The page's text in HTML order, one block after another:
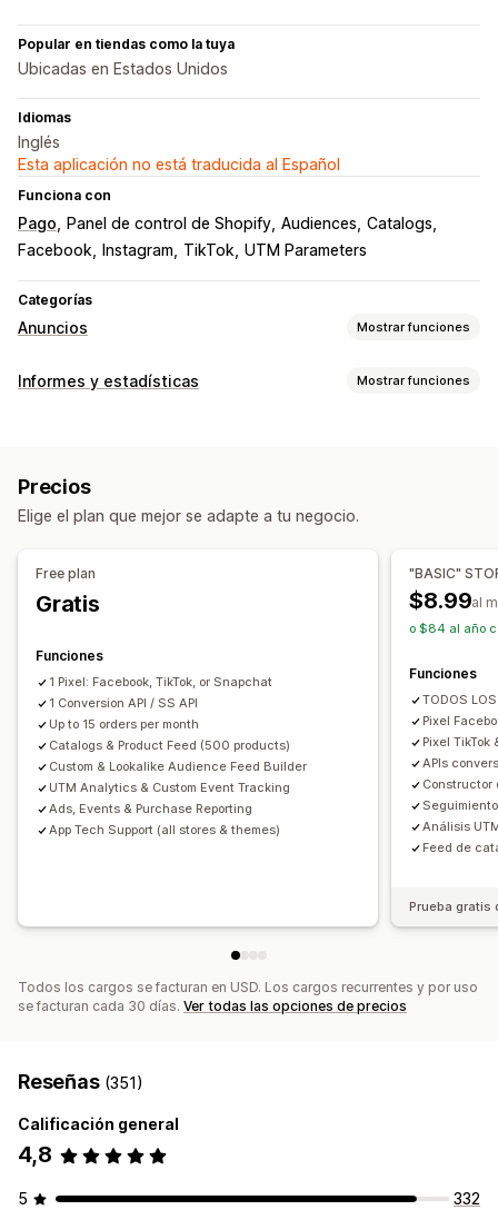
Popular en tiendas como la tuya
Ubicadas en Estados Unidos
Idiomas
Inglés
Esta aplicación no está traducida al Español
Funciona con
Pago Panel de control de Shopify Audiences Catalogs
Facebook
Instagram TikTok UTM Parameters
Categorías
Anuncios Mostrar funciones
Segmentación
Según la sucursal
Categoría de producto
Basado en el tiempo
Gestión de campañas
Redes sociales
Informes y estadísticas de rendimiento
Prueba A/B
Seguimiento del rendimiento
Gasto en anuncios
Métricas de interacción
Análisis ROI
Tasas de clics Seguimiento de conversión
Costo por adquisición
Paneles de control
Análisis demográfico
Recuentos de impresiones
Atribución UTM
Fuente de tráfico
Informes y estadísticas Mostrar funciones
Seguimiento de eventos
Visitas de páginas Valor vitalicio (LTV)
Informes y estadísticas de pago
ROAS
Seguimiento de compra Análisis de embudo
Seguimiento de UTM Carrito abandonado
Seguimiento con píxel
Imágenes e informes
Panel de control de informes y estadísticas
Informes personalizados
Exportación de datos
Precios
Elige el plan que mejor se adapte a tu negocio.
Free plan
Gratis
Funciones
1 Pixel: Facebook, TikTok, or Snapchat
1 Conversion API / SS API
Up to 15 orders per month
Catalogs & Product Feed (500 products)
Custom & Lookalike Audience Feed Builder
UTM Analytics & Custom Event Tracking
Ads, Events & Purchase Reporting
App Tech Support (all stores & themes)
"BASIC"
$8.99al
o $84 al año
Funciones
TODOS
Pixel
Pixel
APIs
Constructor
Análisis
Feed de
Prueba gratis
Todos los cargos se facturan en USD. Los cargos recurrentes y por uso
se facturan cada 30 días. Ver todas las opciones de precios
Reseñas (351)
Calificación general
4,8
5
332